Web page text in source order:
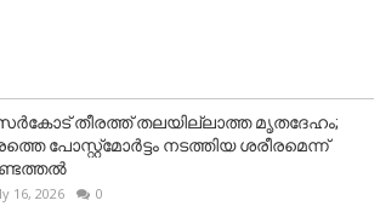
തീരത്ത് തലയില്ലാത്ത മൃതദേഹം;
പോസ്റ്റ്‌മോർട്ടം നടത്തിയ ശരീരമെന്ന്
16, 2026 0